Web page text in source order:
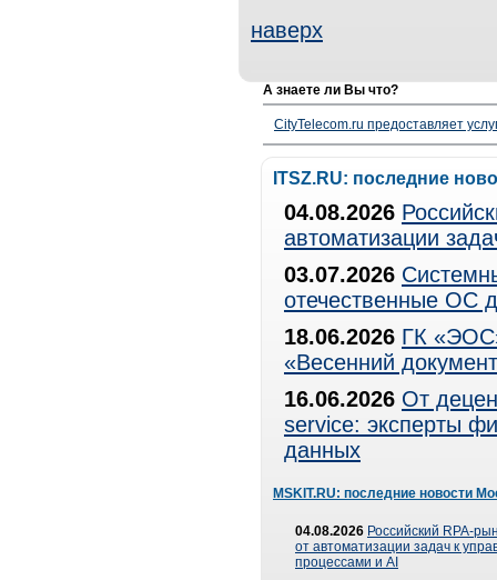
наверх
А знаете ли Вы что?
CityTelecom.ru предоставляет
ITSZ.RU: последние
04.08.2026
автоматизации
03.07.2026
отечественные ОС
18.06.2026 ГК
«Весенний
16.06.2026 От
service: эксперты
данных
MSKIT.RU: последние новости
04.08.2026 Российский RPA-
от автоматизации задач к
процессами и AI